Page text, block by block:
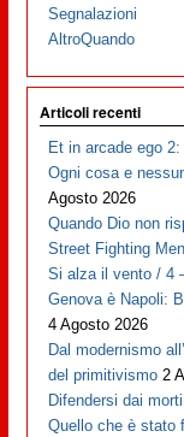
Segnalazioni
AltroQuando
Articoli recenti
Et in arcade ego 2:
Ogni cosa e
Agosto 2026
Quando Dio non
Street Fighting Men
Si alza il vento / 4
Genova è Napoli:
4 Agosto 2026
Dal modernismo
del primitivismo 2
Difendersi dai morti
Quello che è stato